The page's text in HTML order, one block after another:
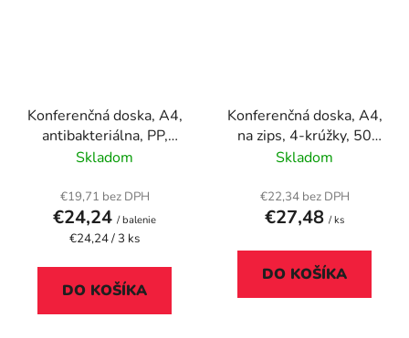
Konferenčná doska, A4,
antibakteriálna, PP,
RAPESCO, čierna
Skladom
€19,71 bez DPH
€24,24 / balenie
Jednotková
€24,24 / 3 ks
DO KOŠÍKA
Konferenčná doska, A4,
na zips, 4-krúžky, 50
mm, PANTA PLAST,
Skladom
€22,34 bez DPH
€27,48 / ks
DO KOŠÍKA